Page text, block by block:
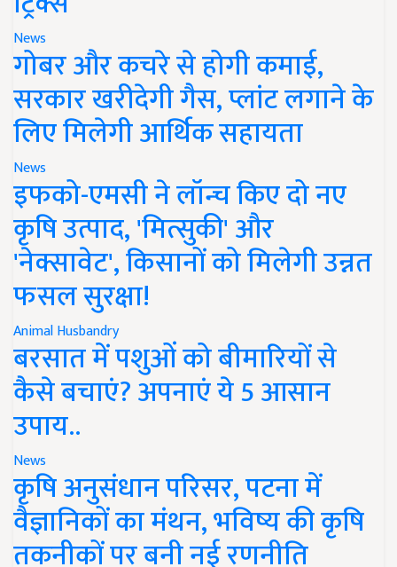
News
गोबर और कचरे से होगी कमाई,
सरकार खरीदेगी गैस, प्लांट लगाने के
लिए मिलेगी आर्थिक सहायता
News
इफको-एमसी ने लॉन्च किए दो नए
कृषि उत्पाद, 'मित्सुकी' और
'नेक्सावेट', किसानों को मिलेगी उन्नत
फसल सुरक्षा!
Animal Husbandry
बरसात में पशुओं को बीमारियों से
कैसे बचाएं? अपनाएं ये 5 आसान
उपाय..
News
कृषि अनुसंधान परिसर, पटना में
वैज्ञानिकों का मंथन, भविष्य की कृषि
तकनीकों पर बनी नई रणनीति